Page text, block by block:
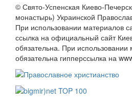
© Свято-Успенская Киево-
монастырь) Украинской
При использовании материалов
ссылка на официальный сайт
обязательна. При
обязательна гипперссылка на